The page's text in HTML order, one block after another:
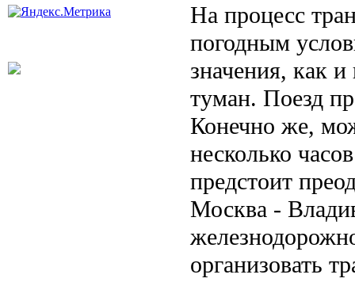
На процесс
погодным
значения, как
туман. Поезд
Конечно же,
несколько
предстоит
Москва -
организовать